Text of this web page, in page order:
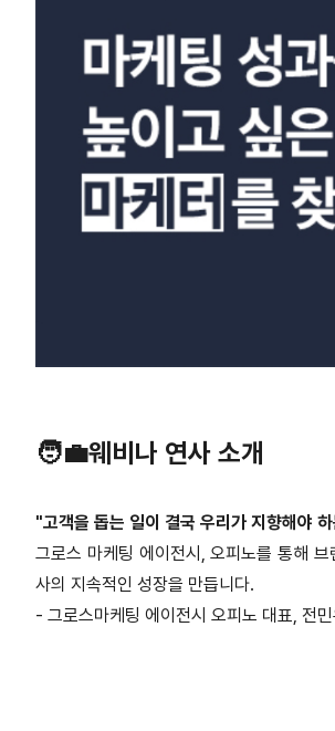
🧑‍💼웨비나 연사 소개
"고객을 돕는 일이 결국 우리가 지향해야
그로스 마케팅 에이전시, 오피노를 통해
사의 지속적인 성장을 만듭니다.
- 그로스마케팅 에이전시 오피노 대표, 전